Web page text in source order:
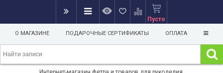
Пусто
О МАГАЗИНЕ ПОДАРОЧНЫЕ СЕРТИФИКАТЫ ОПЛАТА